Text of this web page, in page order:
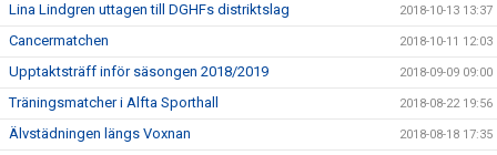
Lina Lindgren uttagen till DGHFs distriktslag 2018-10-13 13:37
Cancermatchen 2018-10-11 12:03
Upptaktsträff inför säsongen 2018/2019 2018-09-09 09:00
Träningsmatcher i Alfta Sporthall 2018-08-22 19:56
Älvstädningen längs Voxnan 2018-08-18 17:35